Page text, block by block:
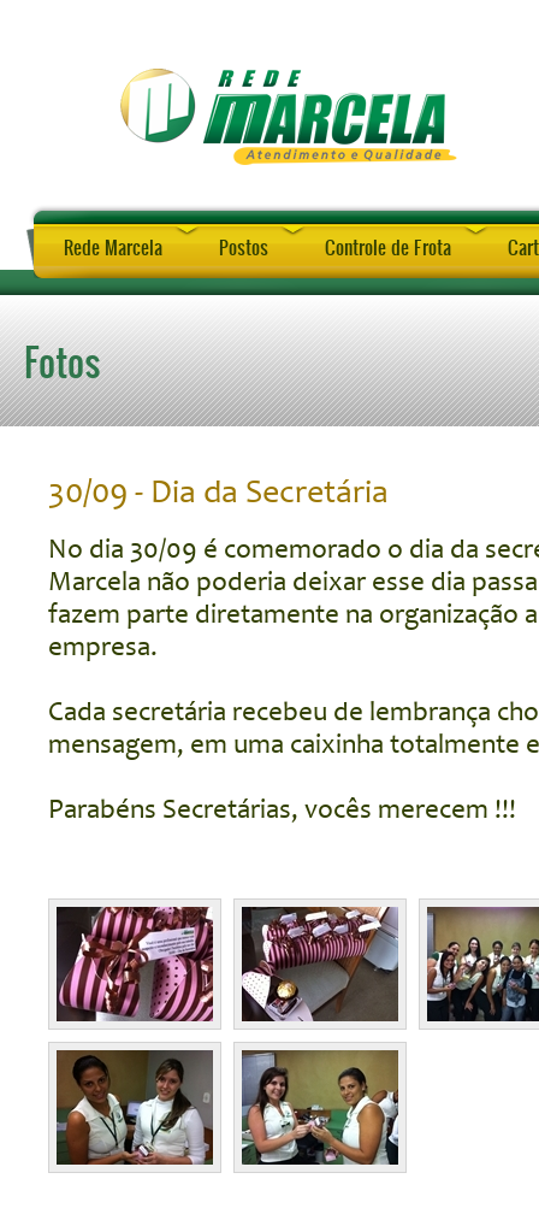
Rede Marcela Postos Controle de Frota
Fotos
30/09 - Dia da Secretária
No dia 30/09 é comemorado o dia da
Marcela não poderia deixar esse dia
fazem parte diretamente na organização
empresa.
Cada secretária recebeu de lembrança
mensagem, em uma caixinha totalmente
Parabéns Secretárias, vocês merecem !!!